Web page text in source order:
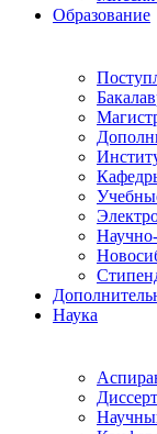
Образование
Наука